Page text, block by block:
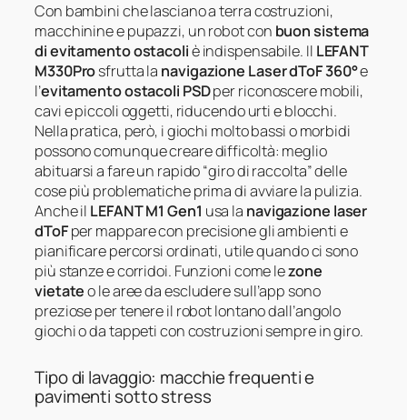
Con bambini che lasciano a terra costruzioni,
macchinine e pupazzi, un robot con buon sistema
di evitamento ostacoliè indispensabile. Il LEFANT
M330Prosfrutta la navigazione Laser dToF 360°e
l’evitamento ostacoli PSDper riconoscere mobili,
cavi e piccoli oggetti, riducendo urti e blocchi.
Nella pratica, però, i giochi molto bassi o morbidi
possono comunque creare difficoltà: meglio
abituarsi a fare un rapido “giro di raccolta” delle
cose più problematiche prima di avviare la pulizia.
Anche il LEFANT M1 Gen1 usa la navigazione laser
dToFper mappare con precisione gli ambienti e
pianificare percorsi ordinati, utile quando ci sono
più stanze e corridoi. Funzioni come lezone
vietateo le aree da escludere sull’app sono
preziose per tenere il robot lontano dall’angolo
giochi o da tappeti con costruzioni sempre in giro.
Tipo di lavaggio: macchie frequenti e
pavimenti sotto stress